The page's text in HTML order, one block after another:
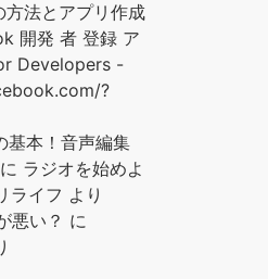
法とアプリ作成
開発 者 登録 ア
Developers -
?
基本！音声編集
に ラジオを始めよ
ライフ より
悪い？ に